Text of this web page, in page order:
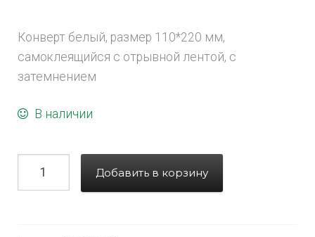
Конверт белый, размер 110*220 мм,
самоклеящийся с отрывной лентой, с
затемнением
В наличии
Добавить в корзину